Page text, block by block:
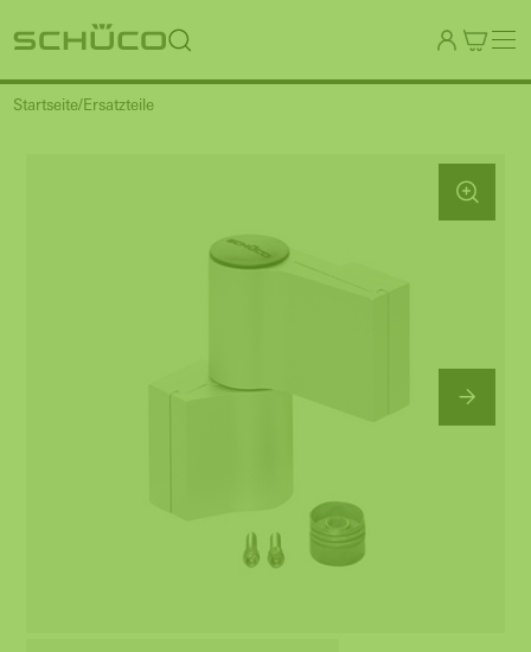
Startseite Ersatzteile